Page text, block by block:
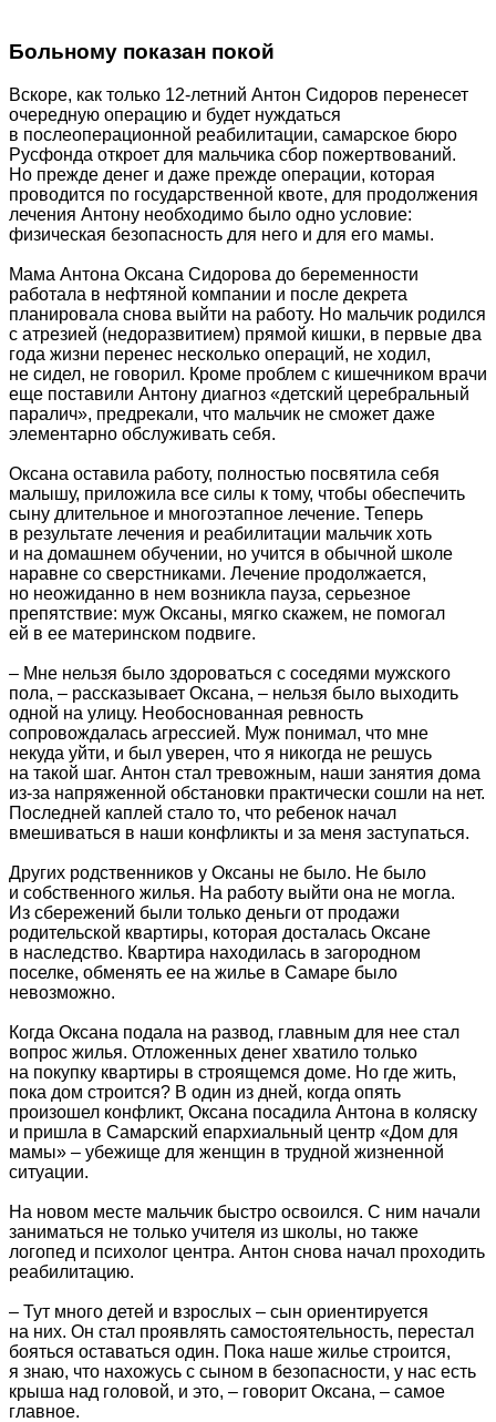
Больному показан покой
Вскоре, как только 12-летний Антон Сидоров перенесет
очередную операцию и будет нуждаться
в послеоперационной реабилитации, самарское бюро
Русфонда откроет для мальчика сбор пожертвований.
Но прежде денег и даже прежде операции, которая
проводится по государственной квоте, для продолжения
лечения Антону необходимо было одно условие:
физическая безопасность для него и для его мамы.
Мама Антона Оксана Сидорова до беременности
работала в нефтяной компании и после декрета
планировала снова выйти на работу. Но мальчик родился
с атрезией (недоразвитием) прямой кишки, в первые два
года жизни перенес несколько операций, не ходил,
не сидел, не говорил. Кроме проблем с кишечником врачи
еще поставили Антону диагноз «детский церебральный
паралич», предрекали, что мальчик не сможет даже
элементарно обслуживать себя.
Оксана оставила работу, полностью посвятила себя
малышу, приложила все силы к тому, чтобы обеспечить
сыну длительное и многоэтапное лечение. Теперь
в результате лечения и реабилитации мальчик хоть
и на домашнем обучении, но учится в обычной школе
наравне со сверстниками. Лечение продолжается,
но неожиданно в нем возникла пауза, серьезное
препятствие: муж Оксаны, мягко скажем, не помогал
ей в ее материнском подвиге.
– Мне нельзя было здороваться с соседями мужского
пола, – рассказывает Оксана, – нельзя было выходить
одной на улицу. Необоснованная ревность
сопровождалась агрессией. Муж понимал, что мне
некуда уйти, и был уверен, что я никогда не решусь
на такой шаг. Антон стал тревожным, наши занятия дома
из-за напряженной обстановки практически сошли на нет.
Последней каплей стало то, что ребенок начал
вмешиваться в наши конфликты и за меня заступаться.
Других родственников у Оксаны не было. Не было
и собственного жилья. На работу выйти она не могла.
Из сбережений были только деньги от продажи
родительской квартиры, которая досталась Оксане
в наследство. Квартира находилась в загородном
поселке, обменять ее на жилье в Самаре было
невозможно.
Когда Оксана подала на развод, главным для нее стал
вопрос жилья. Отложенных денег хватило только
на покупку квартиры в строящемся доме. Но где жить,
пока дом строится? В один из дней, когда опять
произошел конфликт, Оксана посадила Антона в коляску
и пришла в Самарский епархиальный центр «Дом для
мамы» – убежище для женщин в трудной жизненной
ситуации.
На новом месте мальчик быстро освоился. С ним начали
заниматься не только учителя из школы, но также
логопед и психолог центра. Антон снова начал проходить
реабилитацию.
– Тут много детей и взрослых – сын ориентируется
на них. Он стал проявлять самостоятельность, перестал
бояться оставаться один. Пока наше жилье строится,
я знаю, что нахожусь с сыном в безопасности, у нас есть
крыша над головой, и это, – говорит Оксана, – самое
главное.